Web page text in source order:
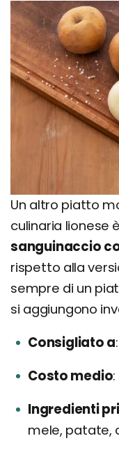
Un altro piatto
culinaria lionese
sanguinaccio
rispetto alla
sempre di un
si aggiungono
Consigliato a
Costo medio
Ingredienti
mele, patate,